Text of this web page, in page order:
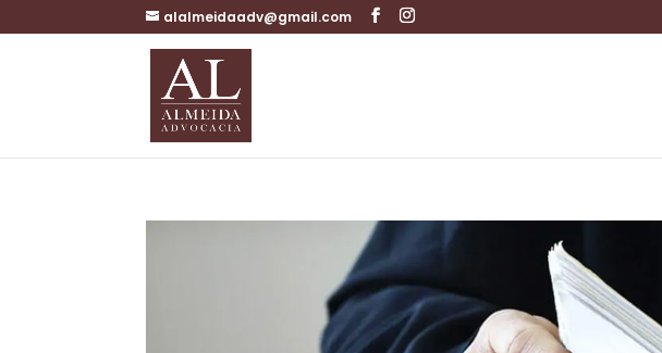
alalmeidaadv@gmail.com